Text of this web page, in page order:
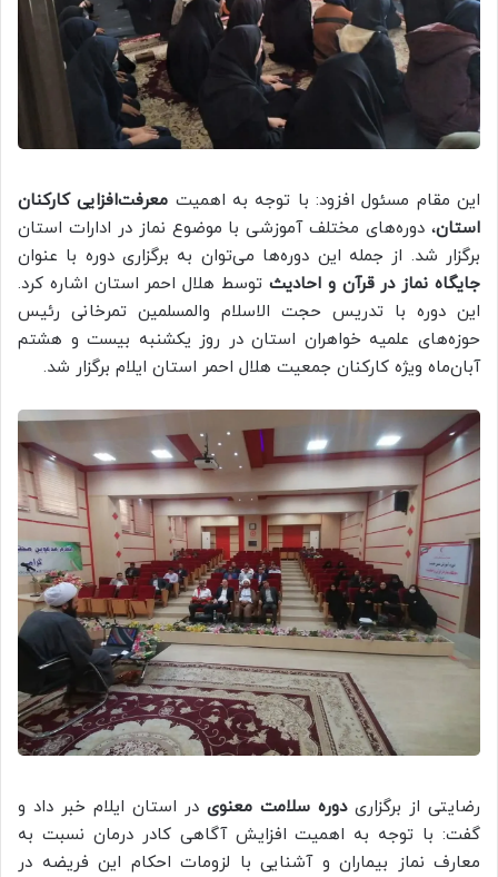
این مقام مسئول افزود: با توجه به اهمیت معرفت‌افزایی کارکنان
استان، دوره‌های مختلف آموزشی با موضوع نماز در ادارات استان
برگزار شد. از جمله این دوره‌ها می‌توان به برگزاری دوره با عنوان
جایگاه نماز در قرآن و احادیث توسط هلال احمر استان اشاره کرد.
این دوره با تدریس حجت الاسلام والمسلمین تمرخانی رئیس
حوزه‌های علمیه خواهران استان در روز یکشنبه بیست و هشتم
آبان‌ماه ویژه کارکنان جمعیت هلال احمر استان ایلام برگزار شد.
رضایتی از برگزاریدوره سلامت معنوی در استان ایلام خبر داد و
گفت: با توجه به اهمیت افزایش آگاهی کادر درمان نسبت به
معارف نماز بیماران و آشنایی با لزومات احکام این فریضه در